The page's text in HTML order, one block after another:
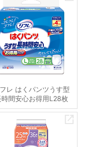
レ はくパンツうす型
時間安心お得用L28枚